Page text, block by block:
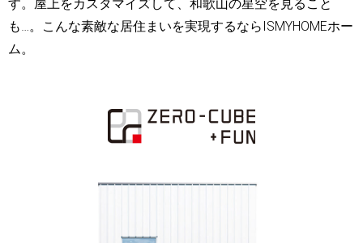
す。屋上をカスタマイズして、和歌山の星空を見ること
も…。こんな素敵な居住まいを実現するならISMYHOMEホー
ム。